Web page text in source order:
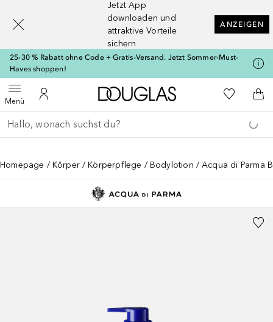
Jetzt App
downloaden und
attraktive Vorteile
sichern
ANZEIGEN
25-30 % Rabatt ohne Code + Gratis-Versand. Jetzt Sommer-Must-
Haves shoppen!
MenüMenü öffnenZu Meinem Kundenkonto
Zur Douglas Startseite
Zu Meiner
Gehe zurück
Suche ausführen
Homepage Körper Körperpflege Bodylotion Acqua di Parma
[navigation.slideout.screenreader]